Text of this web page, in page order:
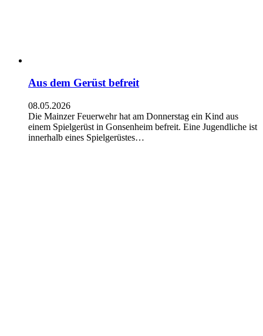
Aus dem Gerüst befreit
08.05.2026
Die Mainzer Feuerwehr hat am Donnerstag ein Kind aus
einem Spielgerüst in Gonsenheim befreit. Eine Jugendliche ist
innerhalb eines Spielgerüstes…